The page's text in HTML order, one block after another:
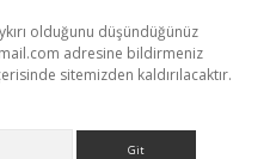
olduğunu düşündüğünüz
adresine bildirmeniz
sitemizden kaldırılacaktır.